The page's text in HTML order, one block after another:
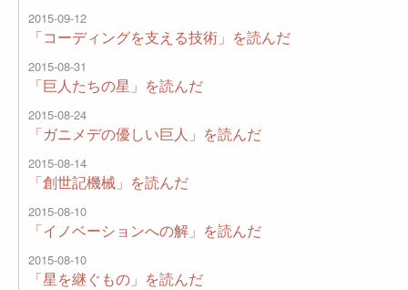
2015-09-12
「コーディングを支える技術」を読んだ
2015-08-31
「巨人たちの星」を読んだ
2015-08-24
「ガニメデの優しい巨人」を読んだ
2015-08-14
「創世記機械」を読んだ
2015-08-10
「イノベーションへの解」を読んだ
2015-08-10
「星を継ぐもの」を読んだ